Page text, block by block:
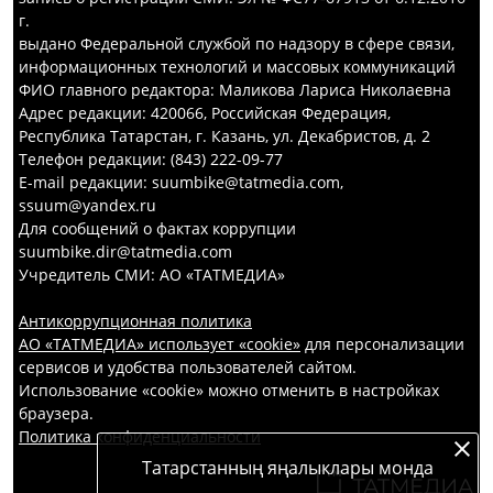
Татарстанның яңалыклары монда
г.
выдано Федеральной службой по надзору в сфере связи,
информационных технологий и массовых коммуникаций
ФИО главного редактора: Маликова Лариса Николаевна
Адрес редакции: 420066, Российская Федерация,
Республика Татарстан, г. Казань, ул. Декабристов, д. 2
Телефон редакции: (843) 222-09-77
E-mail редакции: suumbike@tatmedia.com,
ssuum@yandex.ru
Для сообщений о фактах коррупции
suumbike.dir@tatmedia.com
Учредитель СМИ: АО «ТАТМЕДИА»
Антикоррупционная политика
АО «ТАТМЕДИА» использует «cookie» для персонализации
сервисов и удобства пользователей сайтом.
Использование «cookie» можно отменить в настройках
браузера.
Политика конфиденциальности